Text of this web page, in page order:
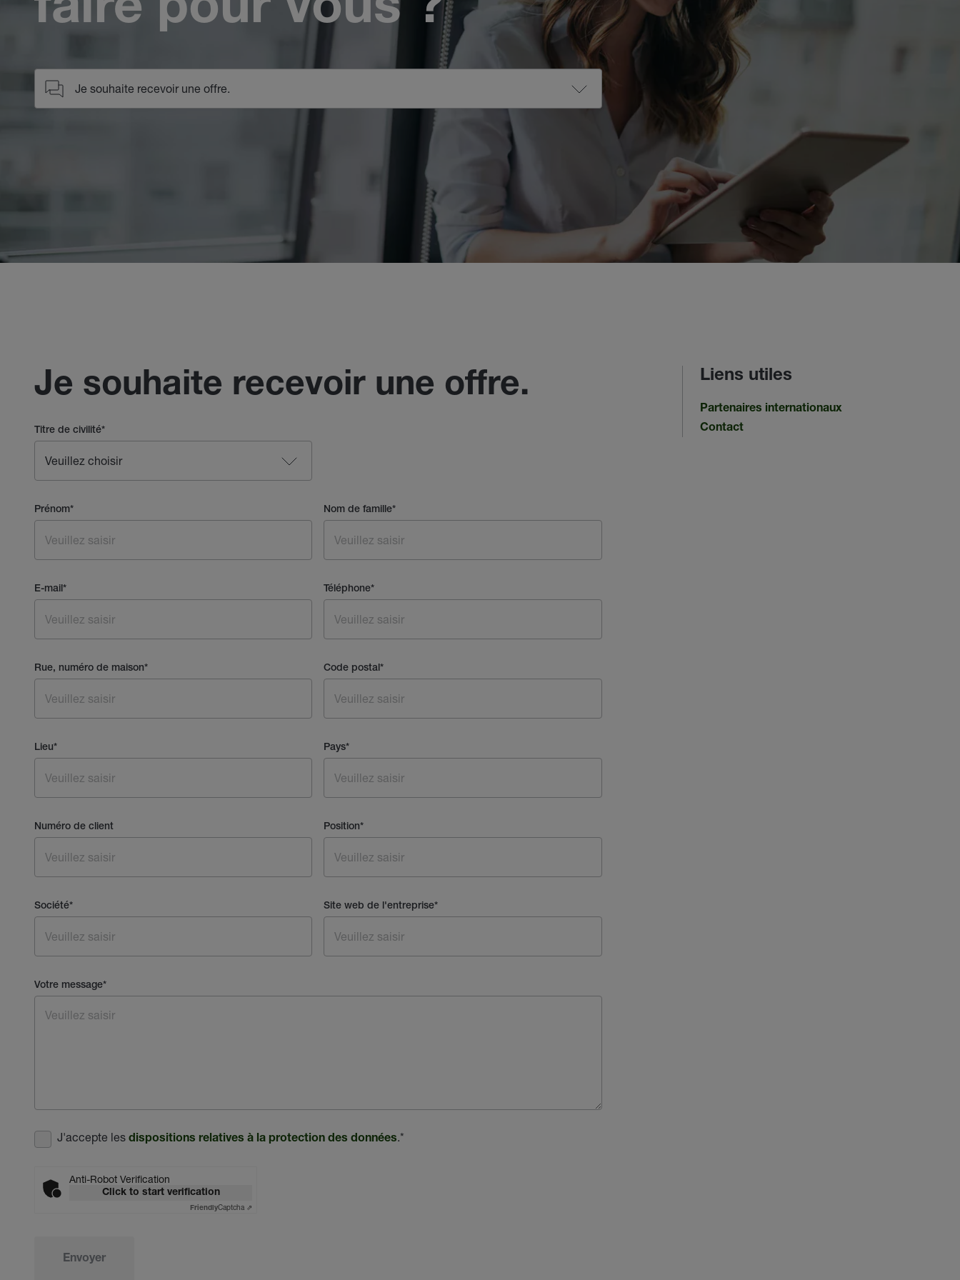
faire pour vous ?
Je souhaite recevoir une offre.
Titre de civilité*
Prénom* Nom de famille*
E-mail* Téléphone*
Rue, numéro de maison* Code postal*
Lieu* Pays*
Numéro de client Position*
Société* Site web de l'entreprise*
Votre message*
J'accepte les dispositions relatives à la protection des données.*
Anti-Robot Verification
Click to start verification
FriendlyCaptcha ⇗
Envoyer
Liens utiles
Partenaires internationaux
Contact